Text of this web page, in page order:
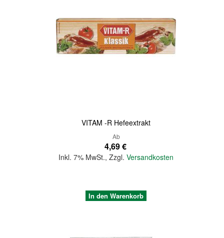
VITAM -R Hefeextrakt
Ab
4,69 €
Inkl. 7% MwSt.,Zzgl.Versandkosten
In den Warenkorb